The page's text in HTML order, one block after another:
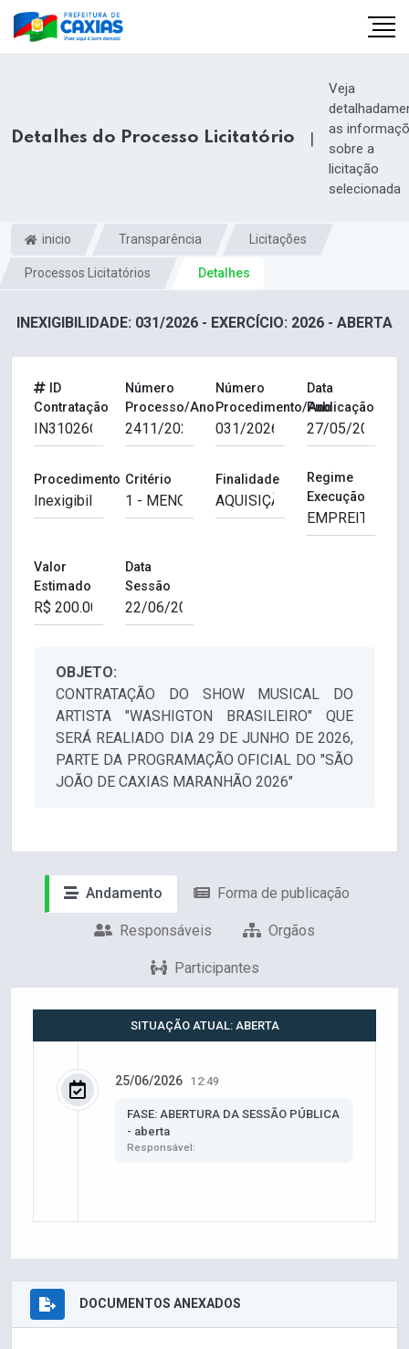
Detalhes do Processo Licitatório |
Veja
as
sobre a
licitação
selecionada
inicio Transparência Licitações
Processos Licitatórios Detalhes
INEXIGIBILIDADE: 031/2026 - EXERCÍCIO: 2026 - ABERTA
ID
Contratação
Número
Processo/Ano
Número
Procedimento/Ano
Data
Publicação
Procedimento Critério Finalidade
Regime
Execução
Valor
Estimado
Data
Sessão
OBJETO:
CONTRATAÇÃO DO SHOW MUSICAL DO
ARTISTA "WASHIGTON BRASILEIRO" QUE
SERÁ REALIADO DIA 29 DE JUNHO DE 2026,
PARTE DA PROGRAMAÇÃO OFICIAL DO "SÃO
JOÃO DE CAXIAS MARANHÃO 2026"
Andamento Forma de publicação
Responsáveis Orgãos
Participantes
SITUAÇÃO ATUAL: ABERTA
25/06/2026 12:49
FASE: ABERTURA DA SESSÃO PÚBLICA
- aberta
Responsável:
DOCUMENTOS ANEXADOS